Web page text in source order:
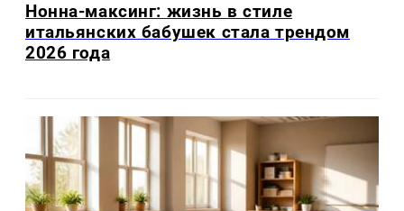
Нонна-максинг: жизнь в стиле
итальянских бабушек стала трендом
2026 года